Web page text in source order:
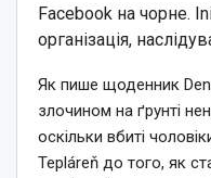
Facebook на чорне.
організація,
Як пише щоденник
злочином на ґрунті
оскільки вбиті
Tepláreň до того, як